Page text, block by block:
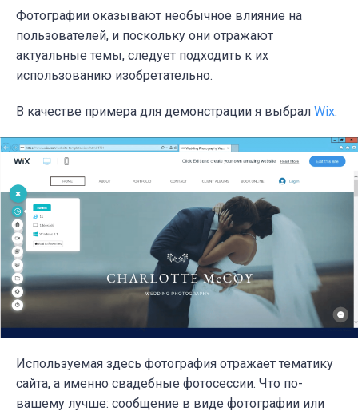
Фотографии оказывают необычное влияние на
пользователей, и поскольку они отражают
актуальные темы, следует подходить к их
использованию изобретательно.
В качестве примера для демонстрации я выбрал Wix:
Используемая здесь фотография отражает тематику
сайта, а именно свадебные фотосессии. Что по-
вашему лучше: сообщение в виде фотографии или